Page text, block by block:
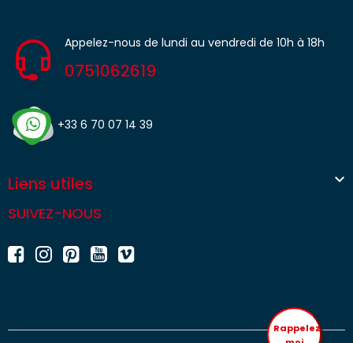
Appelez-nous de lundi au vendredi de 10h à 18h
0751062619
+33 6 70 07 14 39
Liens utiles 
SUIVEZ-NOUS
Rappelez